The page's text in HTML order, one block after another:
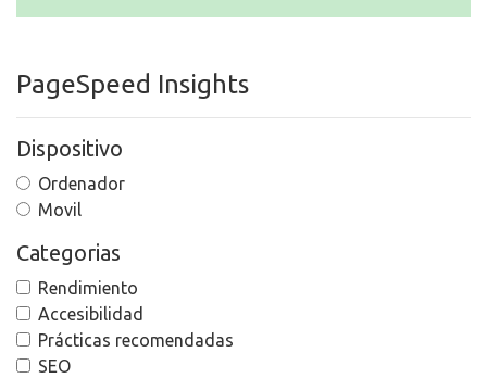
PageSpeed Insights
Dispositivo
Ordenador
Movil
Categorias
Rendimiento
Accesibilidad
Prácticas recomendadas
SEO